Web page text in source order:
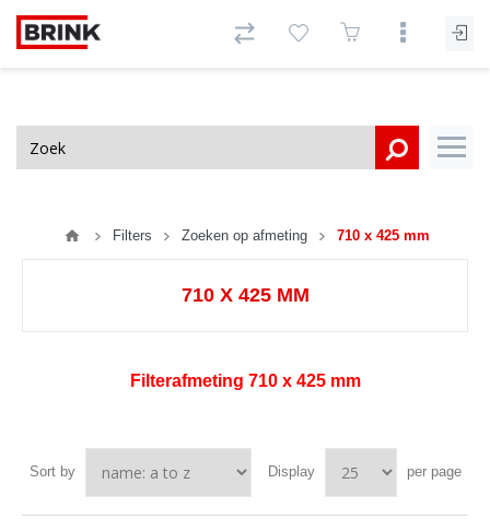
Filters Zoeken op afmeting 710 x 425 mm
710 X 425 MM
Filterafmeting 710 x 425 mm
Sort by Display per page